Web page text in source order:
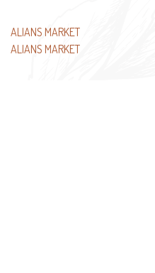
Beitragsnavigation
ALIANS MARKET
ALIANS MARKET